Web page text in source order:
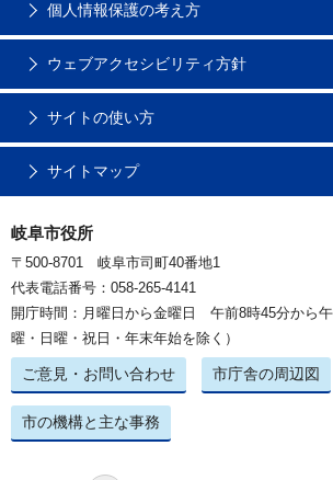
個人情報保護の考え方
ウェブアクセシビリティ方針
サイトの使い方
サイトマップ
岐阜市役所
〒500-8701 岐阜市司町40番地1
代表電話番号：058-265-4141
開庁時間：月曜日から金曜日 午前8時45分から
曜・日曜・祝日・年末年始を除く）
ご意見・お問い合わせ 市庁舎の周辺図
市の機構と主な事務